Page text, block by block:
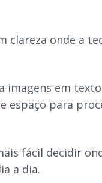
clareza onde a
imagens em
espaço para
fácil decidir
a dia.